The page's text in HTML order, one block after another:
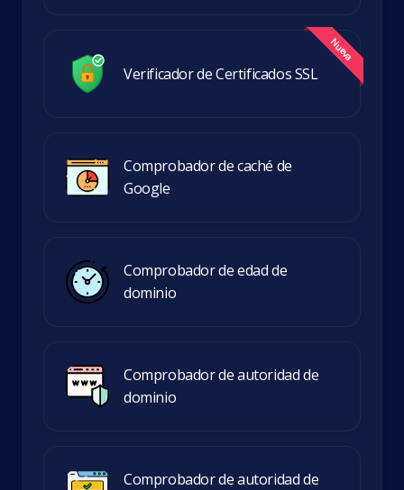
Verificador de Certificados SSL
Comprobador de caché de
Google
Comprobador de edad de
dominio
Comprobador de autoridad de
dominio
Comprobador de autoridad de